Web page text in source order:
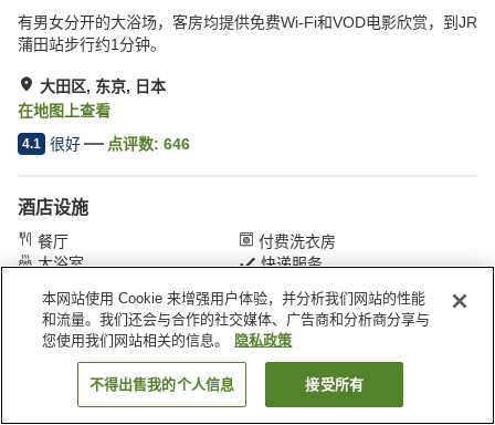
有男女分开的大浴场，客房均提供免费Wi-Fi和VOD电影欣赏，到JR
蒲田站步行约1分钟。
大田区, 东京, 日本
在地图上查看
4.1 很好 点评数: 646
酒店设施
餐厅
付费洗衣房
大浴室
快递服务
首页 日本 东京 大田区 蒲田站前Amanek酒店
搜索客房
本网站使用 Cookie 来增强用户体验，并分析我们网站的性能
和流量。我们还会与合作的社交媒体、广告商和分析商分享与
您使用我们网站相关的信息。
隐私政策
不得出售我的个人信息 接受所有